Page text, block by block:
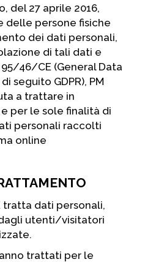
del 27 aprile 2016,
delle persone fisiche
dei dati personali,
di tali dati e
46/CE (General Data
seguito GDPR), PM
a trattare in
per le sole finalità di
personali raccolti
online
tratta dati personali,
utenti/visitatori
trattati per le